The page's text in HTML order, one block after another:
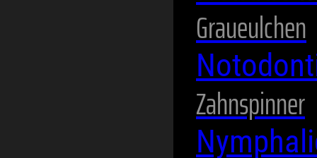
Graueulchen
Zahnspinner